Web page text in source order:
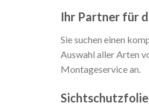
Ihr Partner für
Sie suchen einen
Auswahl aller Arten
Montageservice an.